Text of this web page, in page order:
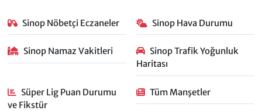
Sinop Nöbetçi Eczaneler Sinop Hava Durumu
Sinop Namaz Vakitleri
Sinop Trafik Yoğunluk
Haritası
Süper Lig Puan Durumu
ve Fikstür
Tüm Manşetler